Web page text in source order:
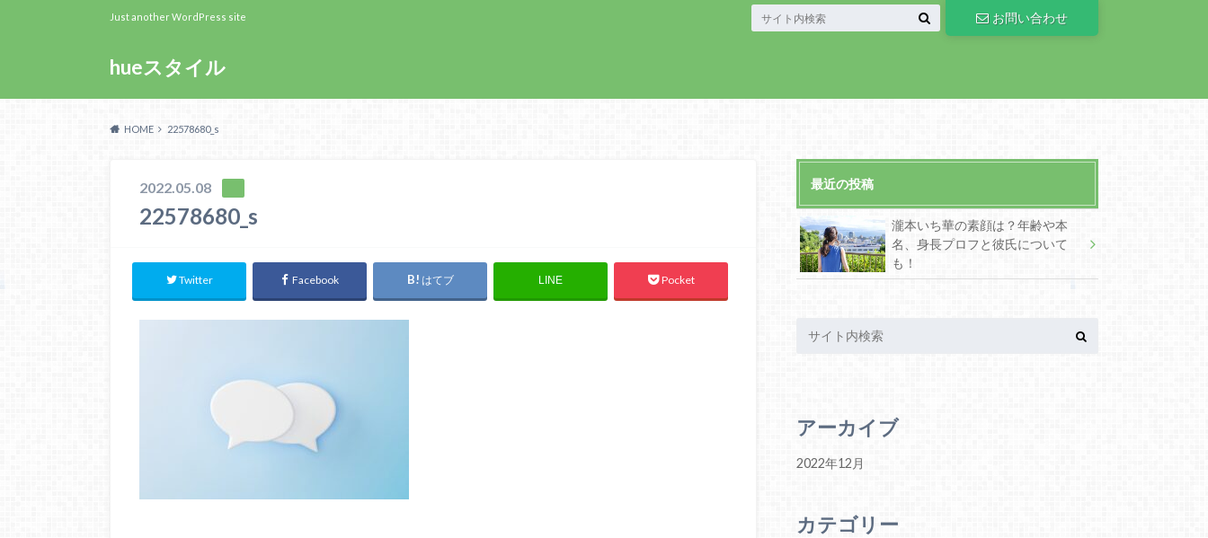
hueスタイル
Just another WordPress site お問い合わせ
HOME 22578680_s
2022.05.08
22578680_s
Twitter Facebook はてブ LINE Pocket
最近の投稿
瀧本いち華の素顔は？年齢や本
名、身長プロフと彼氏について
も！
アーカイブ
2022年12月
カテゴリー